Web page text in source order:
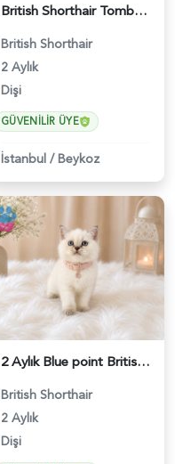
British Shorthair Tombul Yanak Prenses Yuva Arıyor - 5152
British Shorthair
2 Aylık
Dişi
GÜVENILIR ÜYE
İstanbul /Beykoz
2 Aylık Blue point British Shorthair Nazlı Kızımız - 4642
British Shorthair
2 Aylık
Dişi